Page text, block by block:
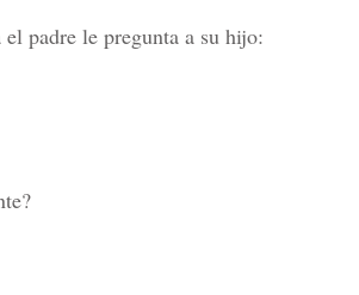
padre le pregunta a su hijo: